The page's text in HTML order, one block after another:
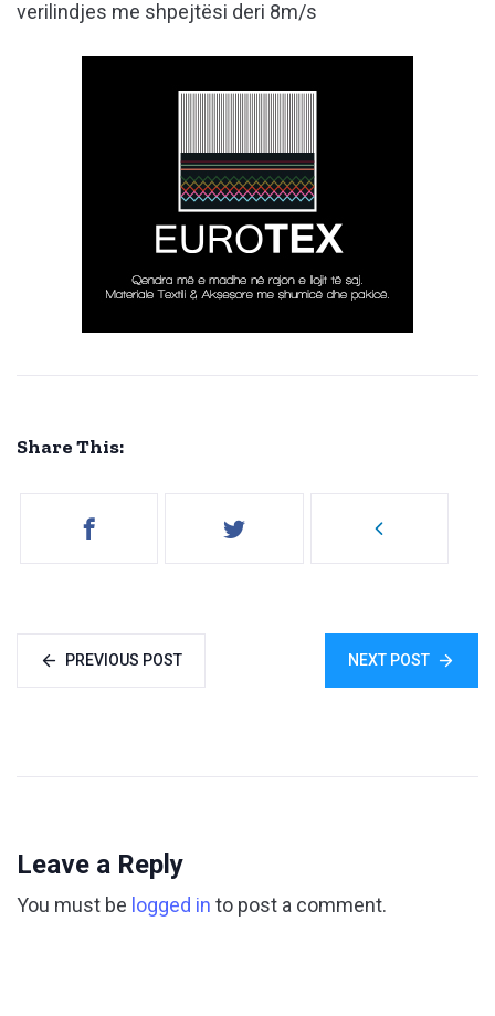
verilindjes me shpejtësi deri 8m/s
Share This:
PREVIOUS POST NEXT POST
Leave a Reply
You must be logged in to post a comment.